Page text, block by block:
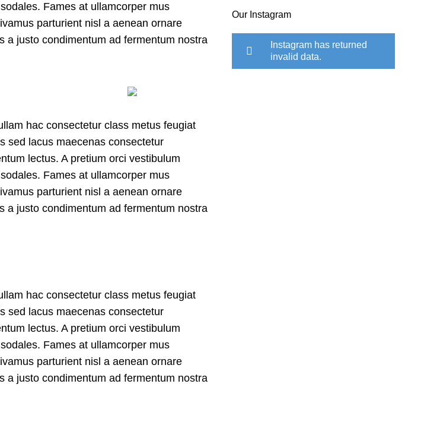
Fames at ullamcorper mus
parturient nisl a aenean ornare
a justo condimentum ad fermentum nostra
hac consectetur class metus feugiat
sed lacus maecenas consectetur
lectus. A pretium orci vestibulum
Fames at ullamcorper mus
parturient nisl a aenean ornare
a justo condimentum ad fermentum nostra
hac consectetur class metus feugiat
sed lacus maecenas consectetur
lectus. A pretium orci vestibulum
Fames at ullamcorper mus
parturient nisl a aenean ornare
a justo condimentum ad fermentum nostra
Our Instagram
Instagram has returned
invalid data.